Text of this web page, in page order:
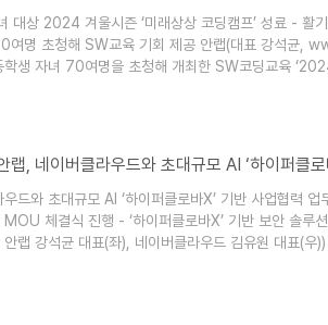
대상 2024 겨울시즌 ‘미래상상 코딩캠프’ 성료 - 활
여명 초청해 SW교육 기회 제공 안랩(대표 강석균,
학생 자녀 70여명을 초청해 개최한 SW코딩교육
프로젝트 수행 및 작품 발표회 ▲사옥 투어 및 이벤트
, 네이버클라우드와 초대규모 AI ‘하이퍼클
우드와 초대규모 AI ‘하이퍼클로바X’ 기반 사업협력
체결식 진행 - ‘하이퍼클로바X’ 기반 보안 솔루
안랩 강석균 대표(좌), 네이버클라우드 김유원 대표(
네이버클라우드-안랩 업무 협약 (MOU)’을 체결했